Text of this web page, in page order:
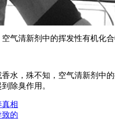
气清新剂中的挥发性有机化
，殊不知，空气清新剂中的
除臭作用。
真相
致的